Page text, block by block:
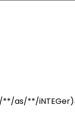
as/**/